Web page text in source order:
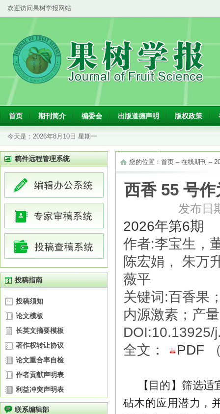
欢迎访问果树学报网站
首页 期刊简介 编委会 出版道德声明 版权政策
今天是： 2026年8月10日 星期一
稿件远程管理系统
投稿指南
投稿须知
论文模板
长英文摘要模板
著作权转让协议
论文重合率自检
作者贡献声明表
利益冲突声明表
联系编辑部
您的位置： 首页 – 在线期刊 –
西香 55 号
发布日
2026年第6期
作者:李宝生，
陈宏娟， 朱万
薇平
关键词:百香果
内源激素；产
DOI:10.13925/
全文：
PDF
【目的】 筛选适
砧木的应用潜力，